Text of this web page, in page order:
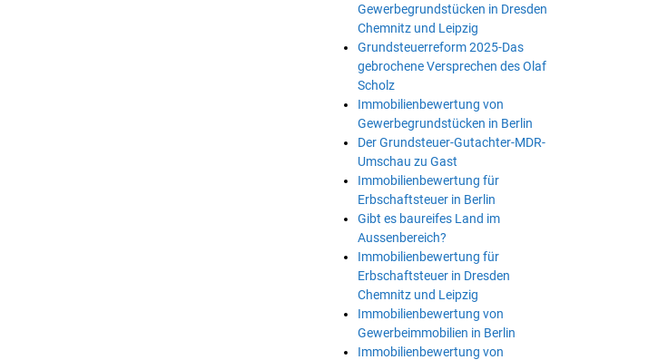
Gewerbegrundstücken in Dresden
Chemnitz und Leipzig
Grundsteuerreform 2025-Das
gebrochene Versprechen des Olaf
Scholz
Immobilienbewertung von
Gewerbegrundstücken in Berlin
Der Grundsteuer-Gutachter-MDR-
Umschau zu Gast
Immobilienbewertung für
Erbschaftsteuer in Berlin
Gibt es baureifes Land im
Aussenbereich?
Immobilienbewertung für
Erbschaftsteuer in Dresden
Chemnitz und Leipzig
Immobilienbewertung von
Gewerbeimmobilien in Berlin
Immobilienbewertung von